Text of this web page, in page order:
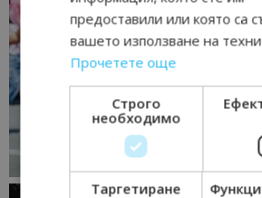
предоставили или която са
вашето използване на
Прочетете още
Строго
необходимо
Таргетиране